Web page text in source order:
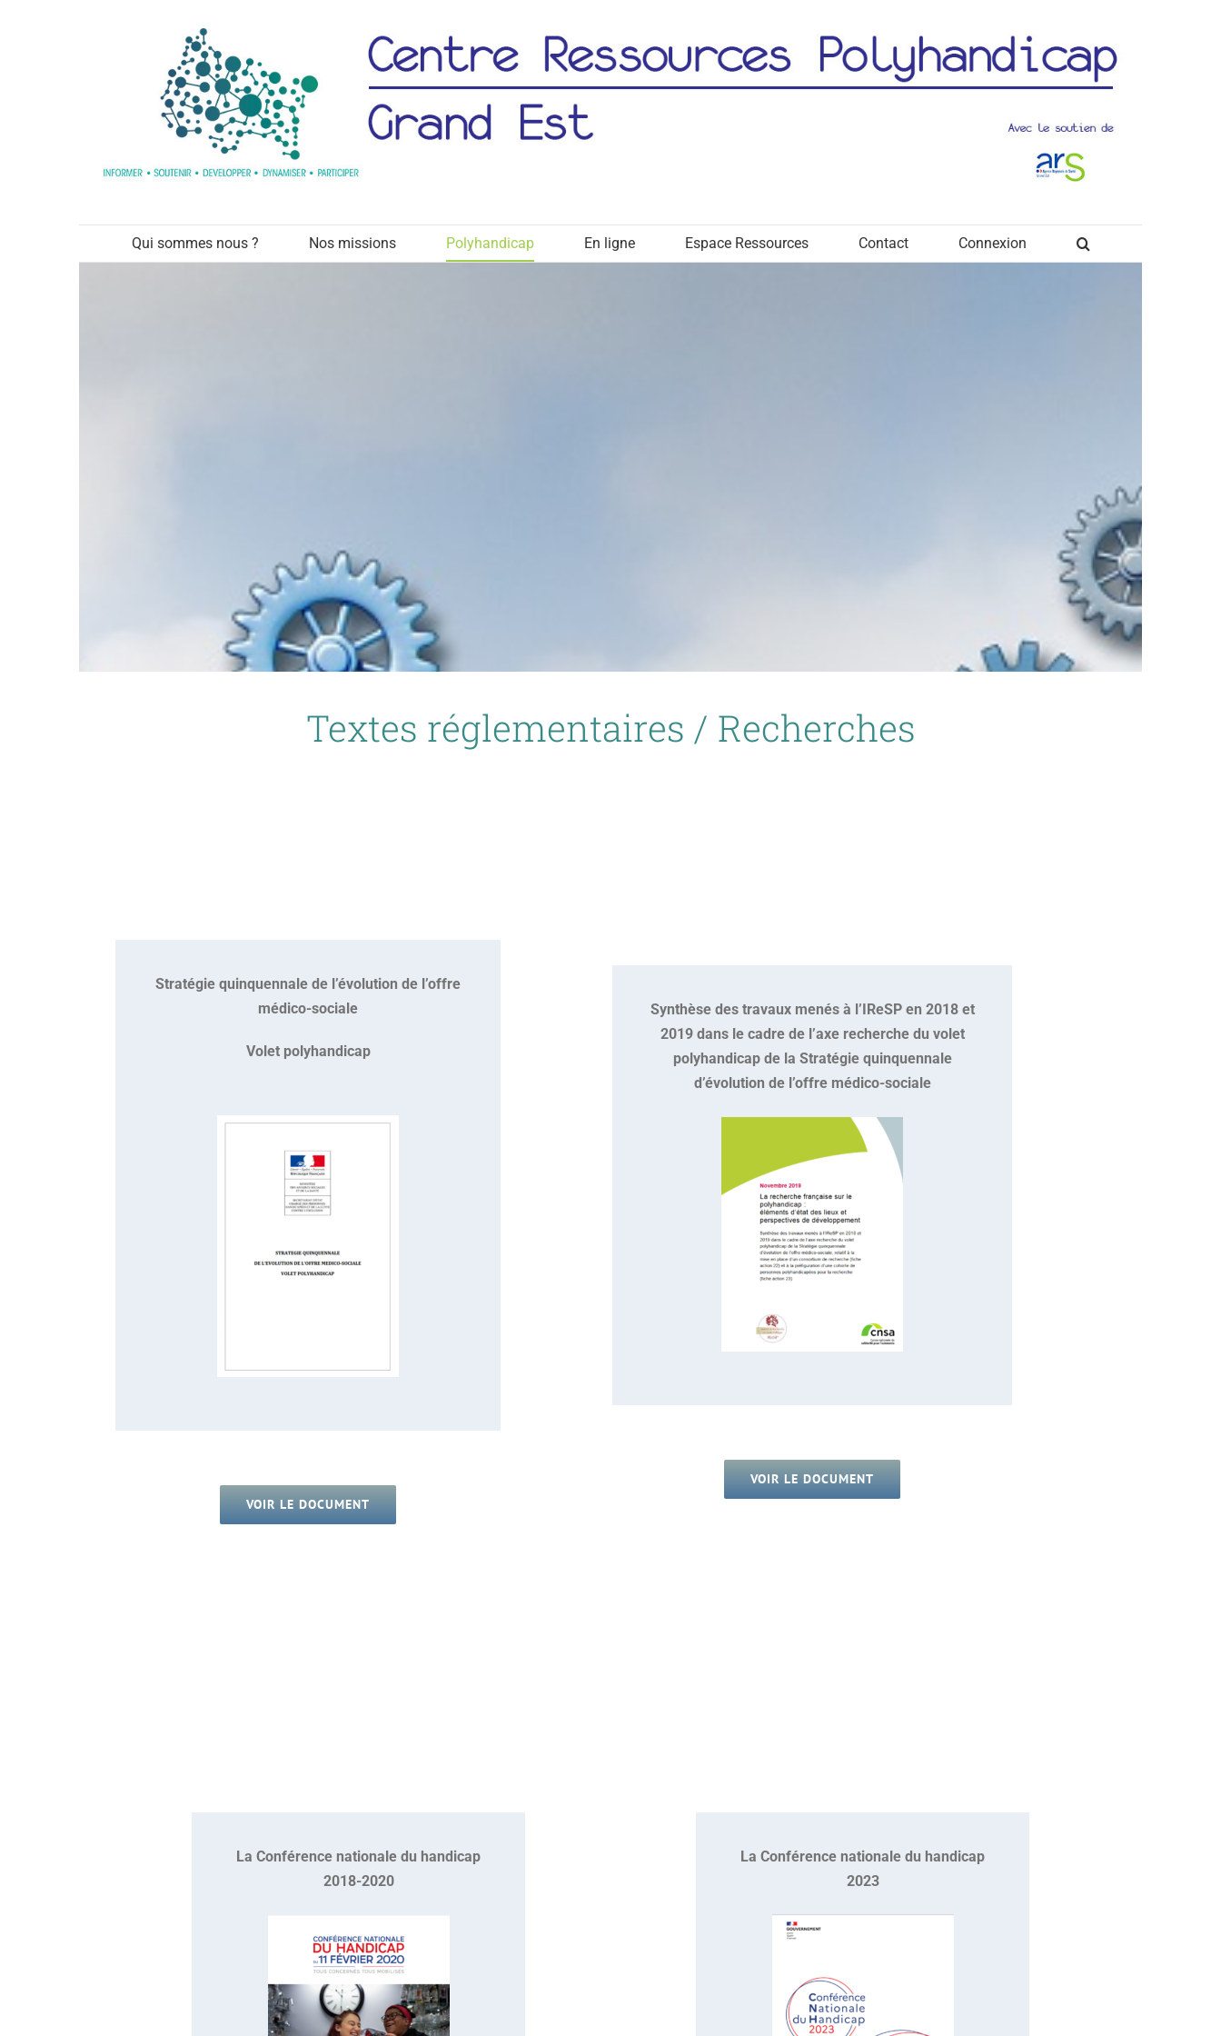
Qui sommes nous ? Nos missions Polyhandicap En ligne Espace Ressources Contact Connexion
Textes réglementaires / Recherches
Stratégie quinquennale de l’évolution de l’offre
médico-sociale
Volet polyhandicap
VOIR LE DOCUMENT
Synthèse des travaux menés à l’IReSP en 2018 et
2019 dans le cadre de l’axe recherche du volet
polyhandicap de la Stratégie quinquennale
d’évolution de l’offre médico-sociale
VOIR LE DOCUMENT
La Conférence nationale du handicap
2018-2020
La Conférence nationale du handicap
2023